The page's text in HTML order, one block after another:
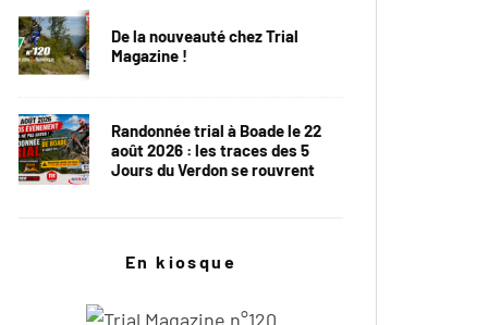
De la nouveauté chez Trial
Magazine !
Randonnée trial à Boade le 22
août 2026 : les traces des 5
Jours du Verdon se rouvrent
En kiosque